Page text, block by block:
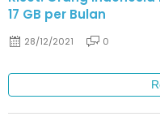
17 GB per Bulan
28/12/2021 0